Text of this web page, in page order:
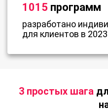
1015 программ
разработано
для клиентов в
3 простых шага